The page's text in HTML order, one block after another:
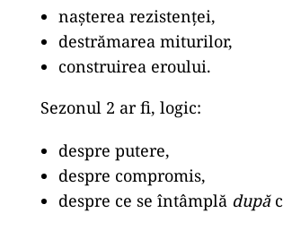
nașterea rezistenței,
destrămarea miturilor,
construirea eroului.
Sezonul 2 ar fi, logic:
despre putere,
despre compromis,
despre ce se întâmplă după